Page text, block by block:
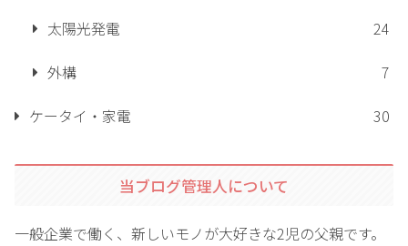
太陽光発電
24
外構
7
ケータイ・家電
30
当ブログ管理人について
一般企業で働く、新しいモノが大好きな2児の父親です。